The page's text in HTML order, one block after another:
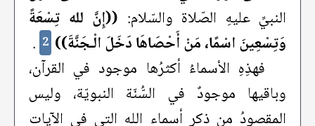
النبيِّ عليهِ الصّلاة والسّلام: ((إِنَّ لله تِسْعَةً
وَتِسْعِينَ اسْمًا، مَنْ أَحْصَاهَا دَخَلَ الْـجَنَّةَ)) 2
.
فهذِهِ الأسماءُ أكثرُها موجود في القرآن،
وباقيها موجودٌ في السُّنّة النبويّة، وليس
المقصودُ من ذكرِ أسماء الله التي في الآيات